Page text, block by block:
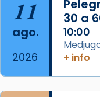
que les santes
Semproniana
eterna”) són
frare Joan
que les santes
Mataró en
11
ago.
2026
30 a
10:00
+ info